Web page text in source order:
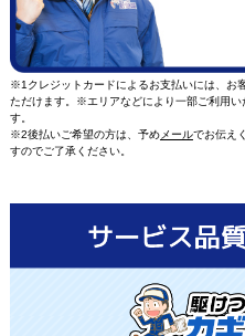
※1クレジットカードによるお支払いには、お
ただけます。※エリアなどにより一部ご利用
す。
※2後払いご希望の方は、予めメールでお伝え
すのでご了承ください。